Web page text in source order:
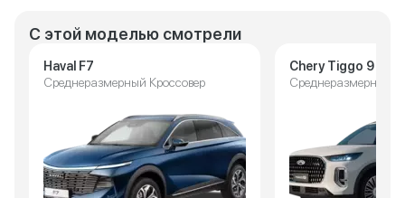
С этой моделью смотрели
Haval F7
Среднеразмерный Кроссовер
Chery Tiggo 9
Среднеразмерный